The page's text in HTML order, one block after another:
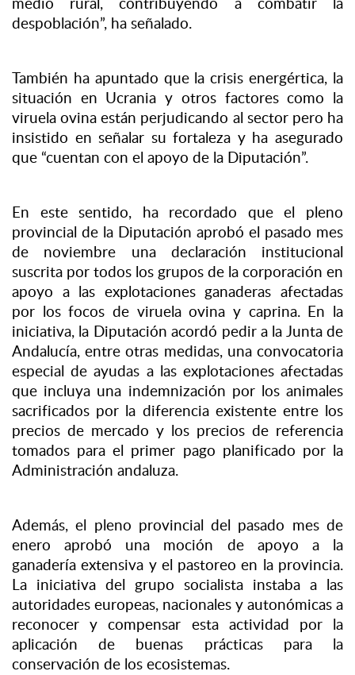
despoblación”, ha señalado.
También ha apuntado que la crisis energértica, la
situación en Ucrania y otros factores como la
viruela ovina están perjudicando al sector pero ha
insistido en señalar su fortaleza y ha asegurado
que “cuentan con el apoyo de la Diputación”.
En este sentido, ha recordado que el pleno
provincial de la Diputación aprobó el pasado mes
de noviembre una declaración institucional
suscrita por todos los grupos de la corporación en
apoyo a las explotaciones ganaderas afectadas
por los focos de viruela ovina y caprina. En la
iniciativa, la Diputación acordó pedir a la Junta de
Andalucía, entre otras medidas, una convocatoria
especial de ayudas a las explotaciones afectadas
que incluya una indemnización por los animales
sacrificados por la diferencia existente entre los
precios de mercado y los precios de referencia
tomados para el primer pago planificado por la
Administración andaluza.
Además, el pleno provincial del pasado mes de
enero aprobó una moción de apoyo a la
ganadería extensiva y el pastoreo en la provincia.
La iniciativa del grupo socialista instaba a las
autoridades europeas, nacionales y autonómicas a
reconocer y compensar esta actividad por la
aplicación de buenas prácticas para la
conservación de los ecosistemas.